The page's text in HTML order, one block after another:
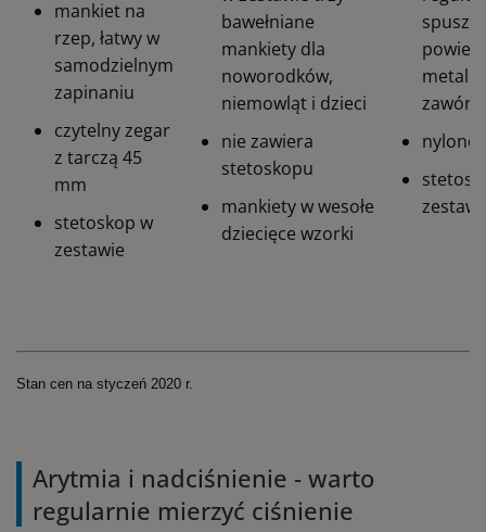
mankiet na
rzep, łatwy w
samodzielnym
zapinaniu
czytelny zegar
z tarczą 45
mm
stetoskop w
zestawie
bawełniane
mankiety dla
noworodków,
niemowląt i dzieci
nie zawiera
stetoskopu
mankiety w wesołe
dziecięce wzorki
zawór
Stan cen na styczeń 2020 r.
Arytmia i nadciśnienie - warto
regularnie mierzyć ciśnienie